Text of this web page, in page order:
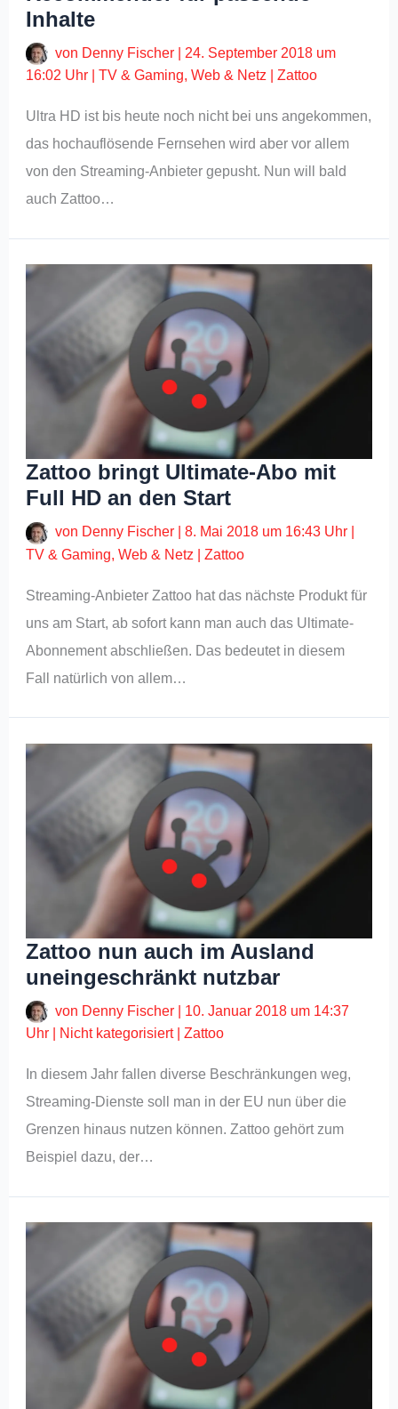
Inhalte
von Denny Fischer
24. September 2018 um
16:02 Uhr |TV & Gaming,Web & Netz |Zattoo
Ultra HD ist bis heute noch nicht bei uns angekommen,
das hochauflösende Fernsehen wird aber vor allem
von den Streaming-Anbieter gepusht. Nun will bald
auch Zattoo…
Zattoo bringt Ultimate-Abo mit
Full HD an den Start
von Denny Fischer |8. Mai 2018 um 16:43 Uhr
TV & Gaming,Web & Netz |Zattoo
Streaming-Anbieter Zattoo hat das nächste Produkt für
uns am Start, ab sofort kann man auch das Ultimate-
Abonnement abschließen. Das bedeutet in diesem
Fall natürlich von allem…
Zattoo nun auch im Ausland
uneingeschränkt nutzbar
von Denny Fischer
10. Januar 2018 um 14:37
Uhr
Nicht kategorisiert|Zattoo
In diesem Jahr fallen diverse Beschränkungen weg,
Streaming-Dienste soll man in der EU nun über die
Grenzen hinaus nutzen können. Zattoo gehört zum
Beispiel dazu, der…